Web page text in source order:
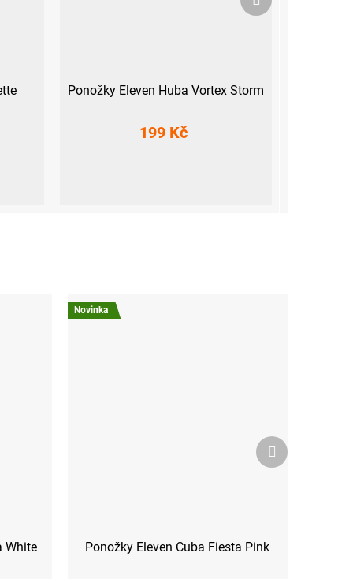
White
Novinka
Ponožky Eleven Cuba Fiesta Pink
Další
produkt
Ponožky Eleven Huba Vortex Storm
199 Kč
produkt